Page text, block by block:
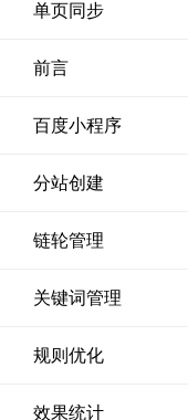
单页同步
前言
百度小程序
分站创建
链轮管理
关键词管理
规则优化
效果统计